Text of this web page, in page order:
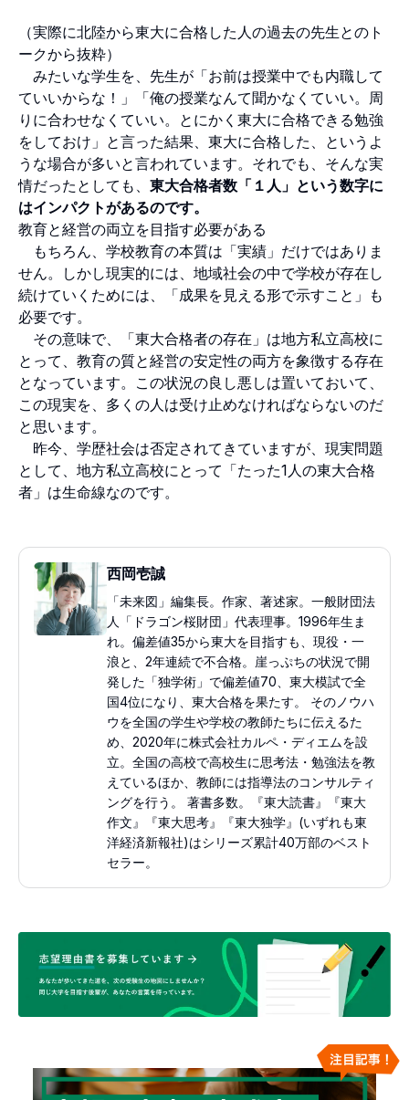
（実際に北陸から東大に合格した人の過去の先生とのト
ークから抜粋）
みたいな学生を、先生が「お前は授業中でも内職して
ていいからな！」「俺の授業なんて聞かなくていい。周
りに合わせなくていい。とにかく東大に合格できる勉強
をしておけ」と言った結果、東大に合格した、というよ
うな場合が多いと言われています。それでも、そんな実
情だったとしても、 東大合格者数「１人」という数字に
はインパクトがあるのです。
教育と経営の両立を目指す必要がある
もちろん、学校教育の本質は「実績」だけではありま
せん。しかし現実的には、地域社会の中で学校が存在し
続けていくためには、「成果を見える形で示すこと」も
必要です。
その意味で、「東大合格者の存在」は地方私立高校に
とって、教育の質と経営の安定性の両方を象徴する存在
となっています。この状況の良し悪しは置いておいて、
この現実を、多くの人は受け止めなければならないのだ
と思います。
昨今、学歴社会は否定されてきていますが、現実問題
として、地方私立高校にとって「たった1人の東大合格
者」は生命線なのです。
西岡壱誠
「未来図」編集長。作家、著述家。一般財団法
人「ドラゴン桜財団」代表理事。1996年生ま
れ。偏差値35から東大を目指すも、現役・一
浪と、2年連続で不合格。崖っぷちの状況で開
発した「独学術」で偏差値70、東大模試で全
国4位になり、東大合格を果たす。 そのノウハ
ウを全国の学生や学校の教師たちに伝えるた
め、2020年に株式会社カルペ・ディエムを設
立。全国の高校で高校生に思考法・勉強法を教
えているほか、教師には指導法のコンサルティ
ングを行う。 著書多数。『東大読書』『東大
作文』『東大思考』『東大独学』(いずれも東
洋経済新報社)はシリーズ累計40万部のベスト
セラー。